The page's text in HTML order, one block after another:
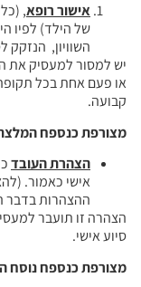
אישור רופא,
של הילד) לפיו
השוויון, הנזקק
יש למסור למעסיק את
או פעם אחת בכל
קבועה.
מצורפת כנספח
הצהרת העובד
אישי כאמור.
ההצהרות בדבר
הצהרה זו תועבר
סיוע אישי.
מצורפת כנספח נוסח